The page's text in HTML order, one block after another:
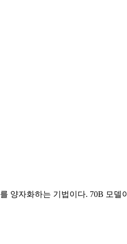
양자화하는 기법이다. 70B 모